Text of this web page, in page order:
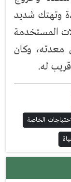
وتهتك شديد
المستخدمة
وكان
له.
الخاصة